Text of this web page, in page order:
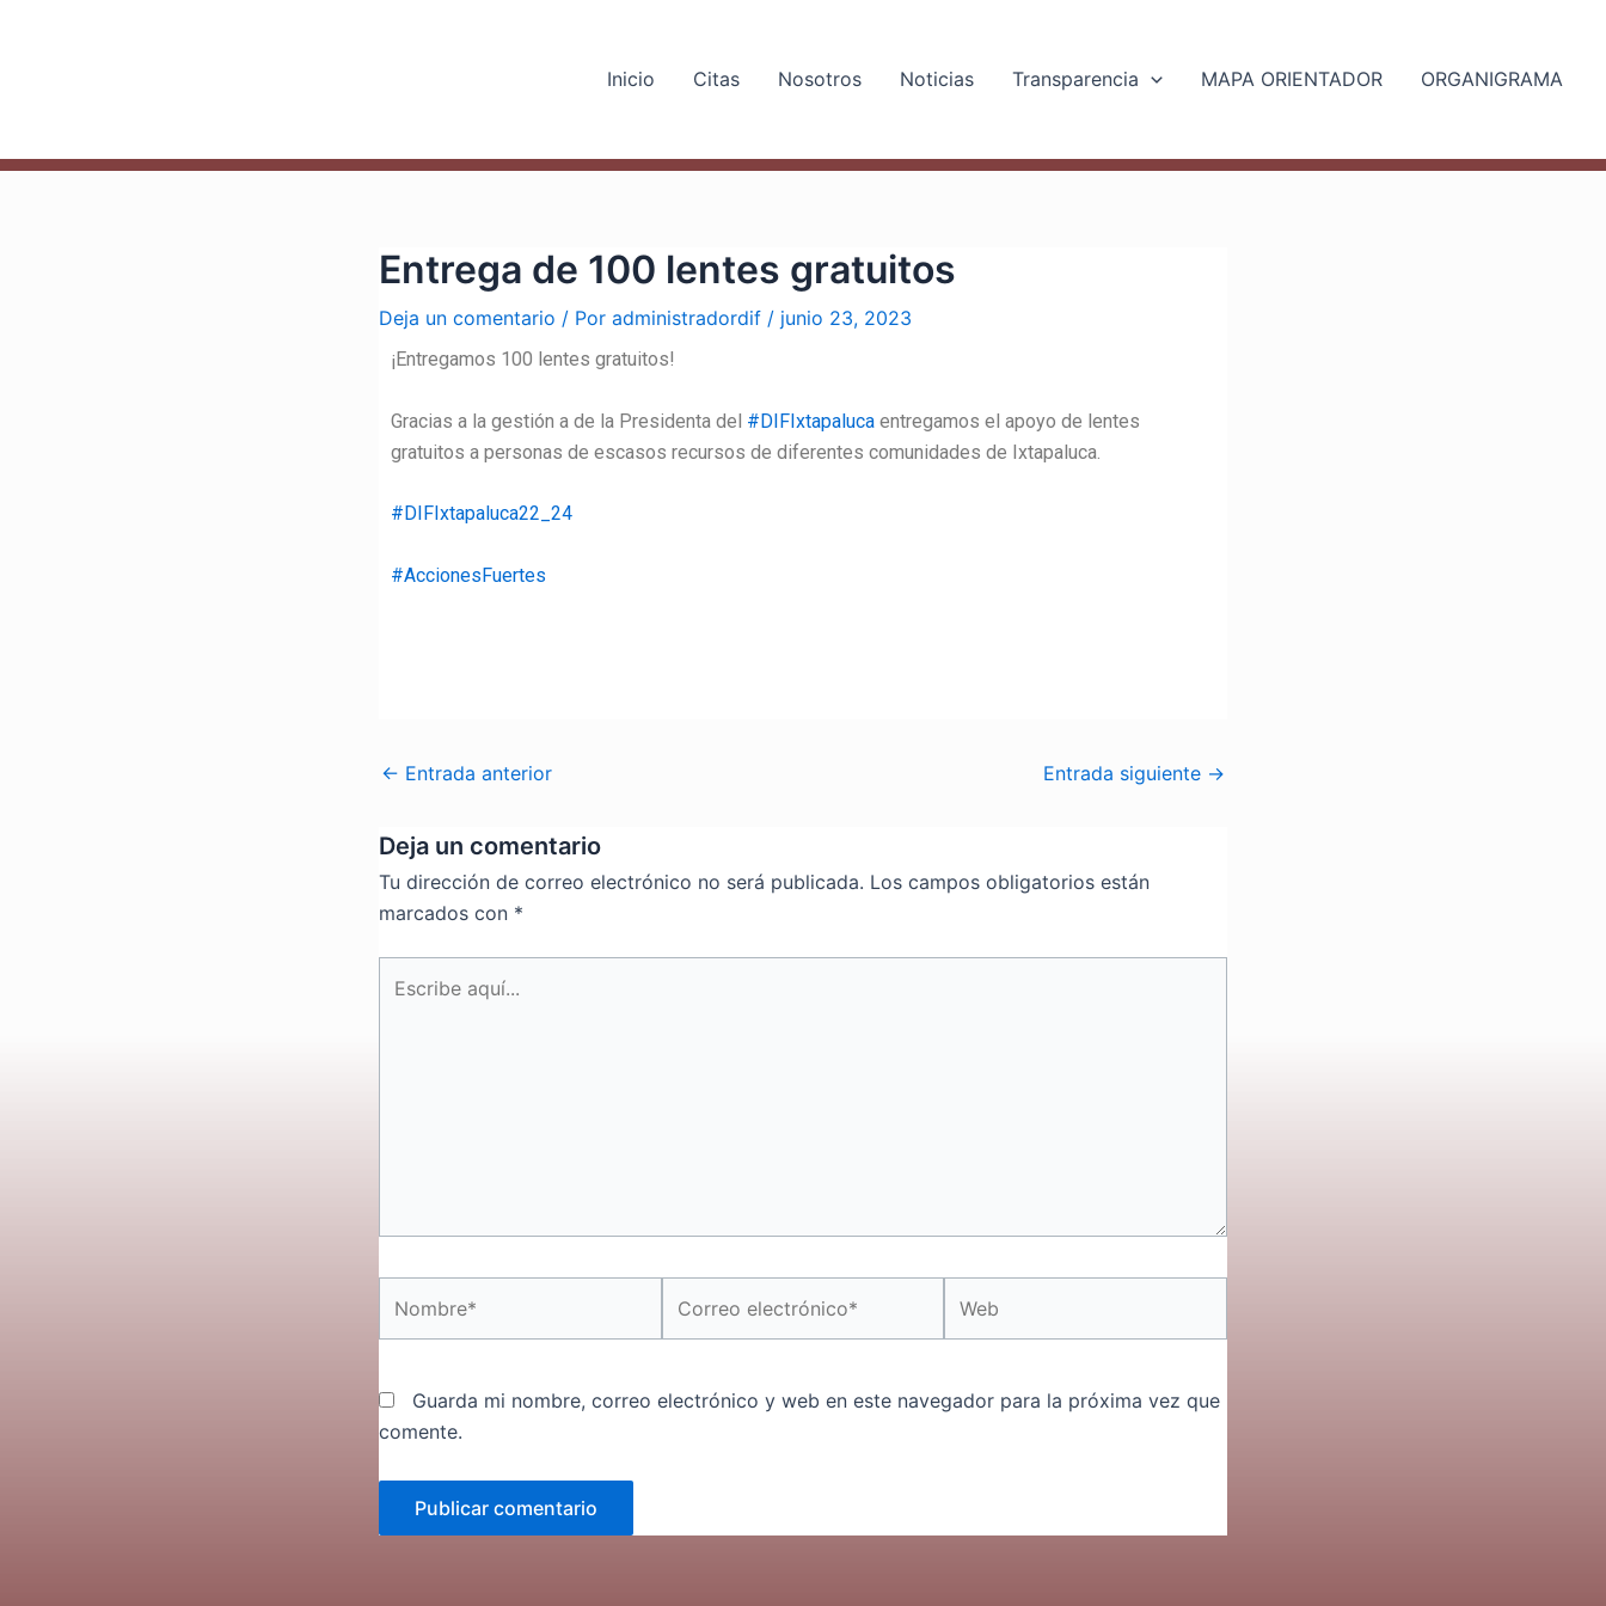
Inicio Citas Nosotros Noticias Transparencia MAPA ORIENTADOR ORGANIGRAMA
Entrega de 100 lentes gratuitos
Deja un comentario / Por administradordif / junio 23, 2023
¡Entregamos 100 lentes gratuitos!
Gracias a la gestión a de la Presidenta del #DIFIxtapaluca entregamos el apoyo de lentes
gratuitos a personas de escasos recursos de diferentes comunidades de Ixtapaluca.
#DIFIxtapaluca22_24
#AccionesFuertes
← Entrada anterior Entrada siguiente →
Deja un comentario
Tu dirección de correo electrónico no será publicada. Los campos obligatorios están
marcados con *
aquí...
electrónico*
Guarda mi nombre, correo electrónico y web en este navegador para la próxima vez que
comente.